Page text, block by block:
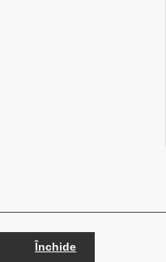
Închide